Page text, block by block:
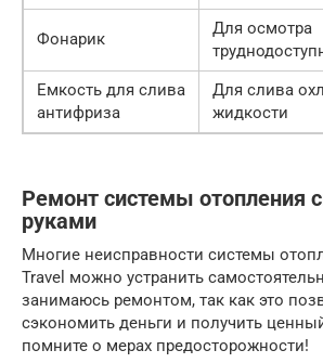
Фонарик
Для осмотра
Емкость для слива
антифриза
Для слива
жидкости
Ремонт системы отопления
руками
Многие неисправности системы
Travel можно устранить
занимаюсь ремонтом, так как это
сэкономить деньги и получить
помните о мерах предосторожности!